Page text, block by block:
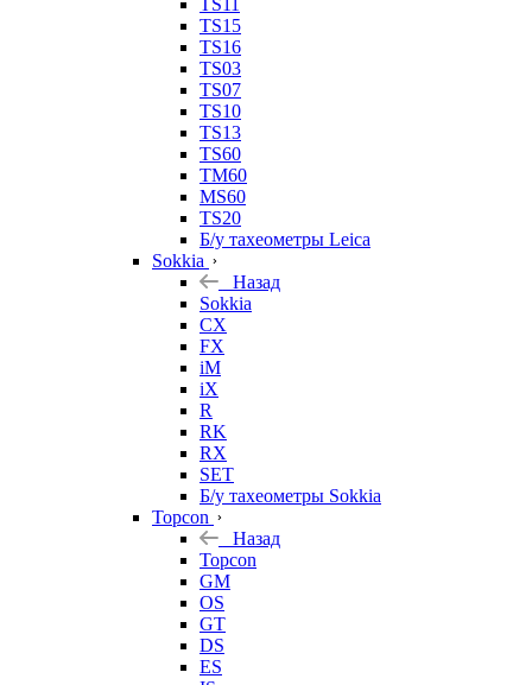
TS11
TS15
TS16
TS03
TS07
TS10
TS13
TS60
TM60
MS60
TS20
Б/у тахеометры Leica
Sokkia
Назад
Sokkia
CX
FX
iM
iX
R
RK
RX
SET
Б/у тахеометры Sokkia
Topcon
Назад
Topcon
GM
OS
GT
DS
ES